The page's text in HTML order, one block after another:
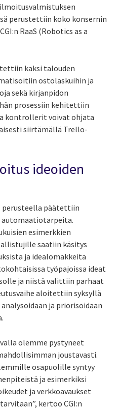
perustettiin koko konsernin
RaaS (Robotics as a
kaksi talouden
ostolaskuihin ja
sekä kirjanpidon
prosessiin kehitettiin
kontrollerit voivat ohjata
siirtämällä Trello-
ideoiden
perusteella päätettiin
esimerkkien
saatiin käsitys
ja idealomakkeita
työpajoissa ideat
ja niistä valittiin parhaat
aloitettiin syksyllä
ja priorisoidaan
olemme pystyneet
joustavasti.
osapuolille syntyy
ja esimerkiksi
ja verkkoavaukset
kertoo CGI:n